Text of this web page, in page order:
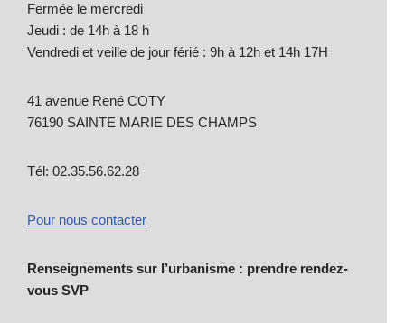
Fermée le mercredi
Jeudi : de 14h à 18 h
Vendredi et veille de jour férié : 9h à 12h et 14h 17H
41 avenue René COTY
76190 SAINTE MARIE DES CHAMPS
Tél: 02.35.56.62.28
Pour nous contacter
Renseignements sur l’urbanisme : prendre rendez-
vous SVP